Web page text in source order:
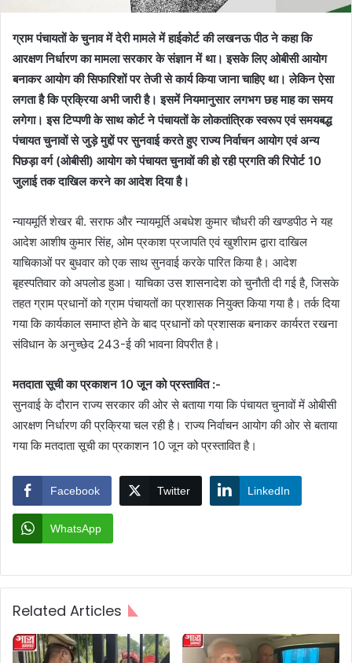
ग्राम पंचायतों के चुनाव में देरी मामले में हाईकोर्ट की लखनऊ पीठ ने कहा कि
आरक्षण निर्धारण का मामला सरकार के संज्ञान में था। इसके लिए ओबीसी आयोग
बनाकर आयोग की सिफारिशों पर तेजी से कार्य किया जाना चाहिए था। लेकिन ऐसा
लगता है कि प्रक्रिया अभी जारी है। इसमें नियमानुसार लगभग छह माह का समय
लगेगा। इस टिप्पणी के साथ कोर्ट ने पंचायतों के लोकतांत्रिक स्वरूप एवं समयबद्ध
पंचायत चुनावों से जुड़े मुद्दों पर सुनवाई करते हुए राज्य निर्वाचन आयोग एवं अन्य
पिछड़ा वर्ग (ओबीसी) आयोग को पंचायत चुनावों की हो रही प्रगति की रिपोर्ट 10
जुलाई तक दाखिल करने का आदेश दिया है।
न्यायमूर्ति शेखर बी. सराफ और न्यायमूर्ति अबधेश कुमार चौधरी की खण्डपीठ ने यह
आदेश आशीष कुमार सिंह, ओम प्रकाश प्रजापति एवं खुशीराम द्वारा दाखिल
याचिकाओं पर बुधवार को एक साथ सुनवाई करके पारित किया है। आदेश
बृहस्पतिवार को अपलोड हुआ। याचिका उस शासनादेश को चुनौती दी गई है, जिसके
तहत ग्राम प्रधानों को ग्राम पंचायतों का प्रशासक नियुक्त किया गया है। तर्क दिया
गया कि कार्यकाल समाप्त होने के बाद प्रधानों को प्रशासक बनाकर कार्यरत रखना
संविधान के अनुच्छेद 243-ई की भावना विपरीत है।
मतदाता सूची का प्रकाशन 10 जून को प्रस्तावित :-
सुनवाई के दौरान राज्य सरकार की ओर से बताया गया कि पंचायत चुनावों में ओबीसी
आरक्षण निर्धारण की प्रक्रिया चल रही है। राज्य निर्वाचन आयोग की ओर से बताया
गया कि मतदाता सूची का प्रकाशन 10 जून को प्रस्तावित है।
Facebook Twitter LinkedIn
WhatsApp
Related Articles